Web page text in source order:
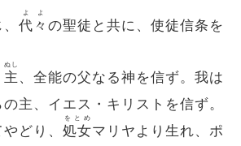
、代々
よよ
の聖徒と共に、使徒信条を
主
ぬし
、全能の父なる神を信ず。我は
の主、イエス・キリストを信ず。
やどり、処女
をとめ
マリヤより生れ、ポ